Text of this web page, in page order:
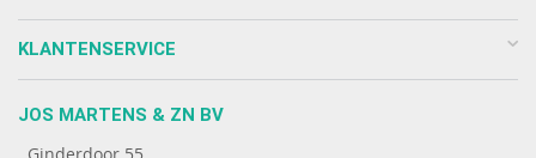
KLANTENSERVICE
JOS MARTENS & ZN BV